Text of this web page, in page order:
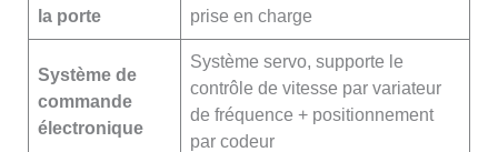
la porte
prise en charge
Système de
commande
électronique
Système servo, supporte le
contrôle de vitesse par variateur
de fréquence + positionnement
par codeur